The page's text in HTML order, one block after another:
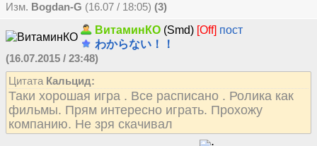
Изм. Bogdan-G (16.07 / 18:05) (3)
ВитаминКО (Smd) [Off] пост
わからない！！
(16.07.2015 / 23:48)
Цитата Кальцид:
Таки хорошая игра . Все расписано . Ролика как
фильмы. Прям интересно играть. Прохожу
компанию. Не зря скачивал